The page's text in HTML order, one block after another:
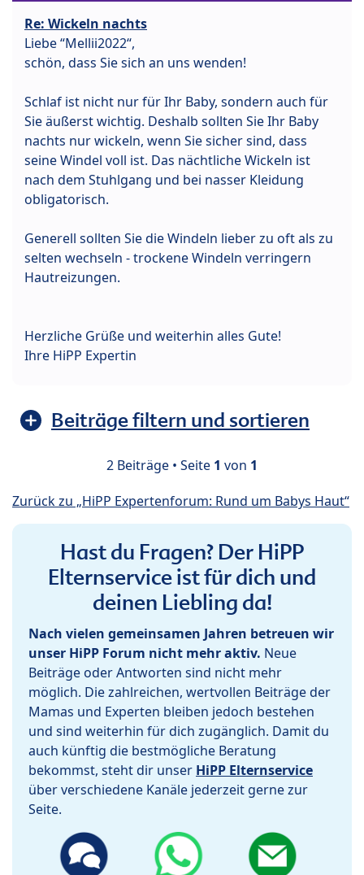
Re: Wickeln nachts
Liebe “Mellii2022“,
schön, dass Sie sich an uns wenden!
Schlaf ist nicht nur für Ihr Baby, sondern auch für
Sie äußerst wichtig. Deshalb sollten Sie Ihr Baby
nachts nur wickeln, wenn Sie sicher sind, dass
seine Windel voll ist. Das nächtliche Wickeln ist
nach dem Stuhlgang und bei nasser Kleidung
obligatorisch.
Generell sollten Sie die Windeln lieber zu oft als zu
selten wechseln - trockene Windeln verringern
Hautreizungen.
Herzliche Grüße und weiterhin alles Gute!
Ihre HiPP Expertin
Beiträge filtern und sortieren
2 Beiträge • Seite 1 von 1
Zurück zu „HiPP Expertenforum: Rund um Babys Haut“
Hast du Fragen? Der HiPP
Elternservice ist für dich und
deinen Liebling da!
Nach vielen gemeinsamen Jahren betreuen wir
unser HiPP Forum nicht mehr aktiv. Neue
Beiträge oder Antworten sind nicht mehr
möglich. Die zahlreichen, wertvollen Beiträge der
Mamas und Experten bleiben jedoch bestehen
und sind weiterhin für dich zugänglich. Damit du
auch künftig die bestmögliche Beratung
bekommst, steht dir unser HiPP Elternservice
über verschiedene Kanäle jederzeit gerne zur
Seite.